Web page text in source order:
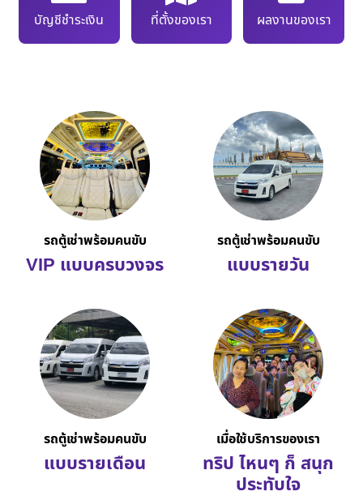
บัญชีชำระเงิน ที่ตั้งของเรา ผลงานของเรา
รถตู้เช่าพร้อมคนขับ
VIP แบบครบวงจร
รถตู้เช่าพร้อมคนขับ
แบบรายวัน
รถตู้เช่าพร้อมคนขับ
แบบรายเดือน
เมื่อใช้บริการของเรา
ทริป ไหนๆ ก็ สนุก
ประทับใจ